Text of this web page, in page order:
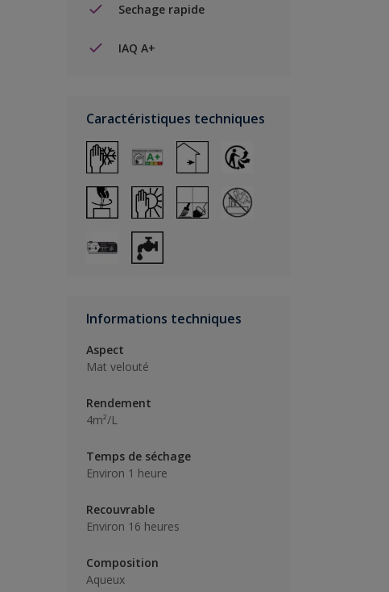
Sechage rapide
IAQ A+
Caractéristiques techniques
Informations techniques
Aspect
Mat velouté
Rendement
4m²/L
Temps de séchage
Environ 1 heure
Recouvrable
Environ 16 heures
Composition
Aqueux